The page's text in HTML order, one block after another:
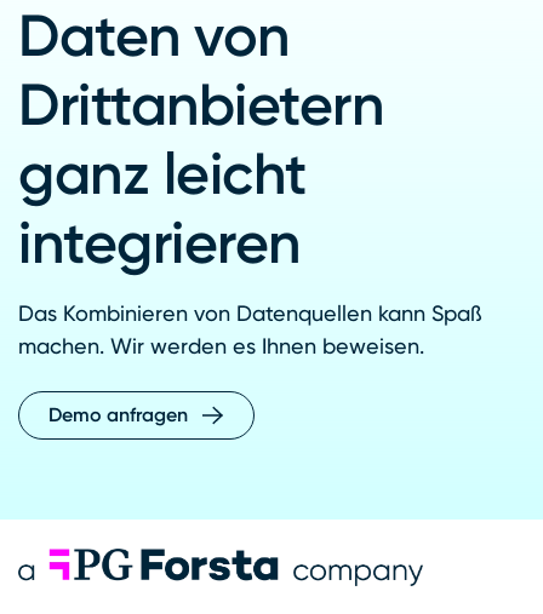
Daten von
Drittanbietern
ganz leicht
integrieren
Das Kombinieren von Datenquellen kann Spaß
machen. Wir werden es Ihnen beweisen.
Demo anfragen
Forsta Deutsch